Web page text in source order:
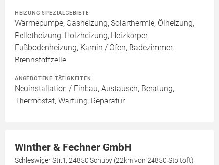
HEIZUNG SPEZIALGEBIETE
Wärmepumpe, Gasheizung, Solarthermie, Ölheizung,
Pelletheizung, Holzheizung, Heizkörper,
Fußbodenheizung, Kamin / Ofen, Badezimmer,
Brennstoffzelle
ANGEBOTENE TÄTIGKEITEN
Neuinstallation / Einbau, Austausch, Beratung,
Thermostat, Wartung, Reparatur
Winther & Fechner GmbH
Schleswiger Str.1, 24850 Schuby (22km von 24850 Stoltoft)